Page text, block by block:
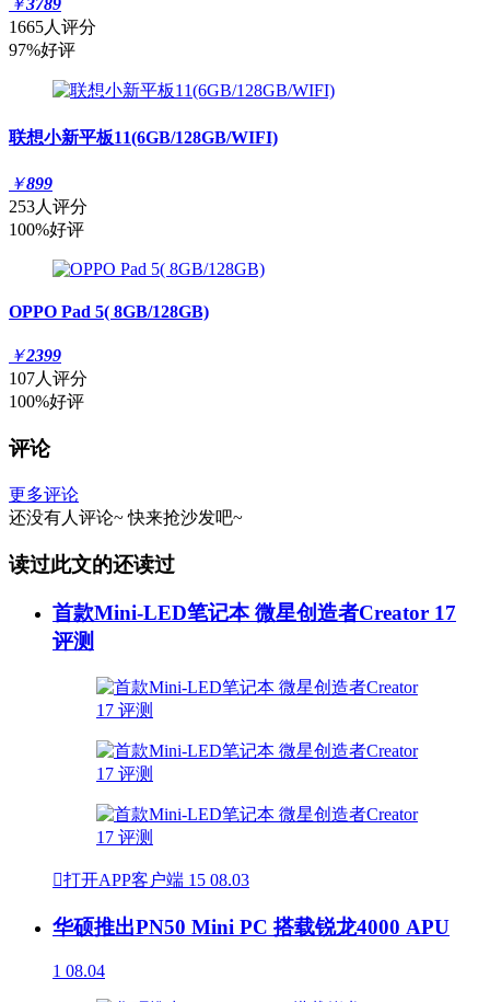
￥3789
1665人评分
97%好评
联想小新平板11(6GB/128GB/WIFI)
￥899
253人评分
100%好评
OPPO Pad 5( 8GB/128GB)
￥2399
107人评分
100%好评
评论
更多评论
还没有人评论~ 快来抢沙发吧~
读过此文的还读过
首款Mini-LED笔记本 微星创造者Creator 17
评测
打开APP客户端 15 08.03
华硕推出PN50 Mini PC 搭载锐龙4000 APU
1 08.04